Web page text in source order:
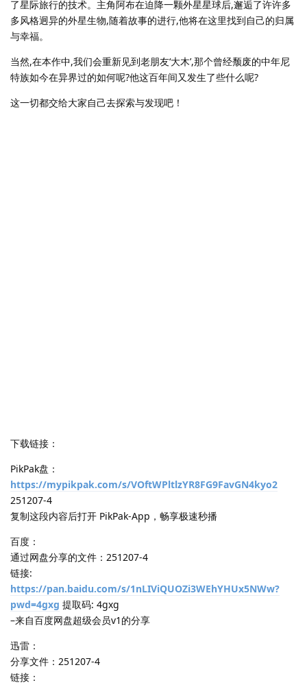
了星际旅行的技术。主角阿布在迫降一颗外星星球后,邂逅了许许多
多风格迥异的外星生物,随着故事的进行,他将在这里找到自己的归属
与幸福。
当然,在本作中,我们会重新见到老朋友‘大木’,那个曾经颓废的中年尼
特族如今在异界过的如何呢?他这百年间又发生了些什么呢?
这一切都交给大家自己去探索与发现吧！
下载链接：
PikPak盘：
https://mypikpak.com/s/VOftWPltlzYR8FG9FavGN4kyo2
251207-4
复制这段内容后打开 PikPak-App，畅享极速秒播
百度：
通过网盘分享的文件：251207-4
链接:
https://pan.baidu.com/s/1nLIViQUOZi3WEhYHUx5NWw?
pwd=4gxg 提取码: 4gxg
–来自百度网盘超级会员v1的分享
迅雷：
分享文件：251207-4
链接：